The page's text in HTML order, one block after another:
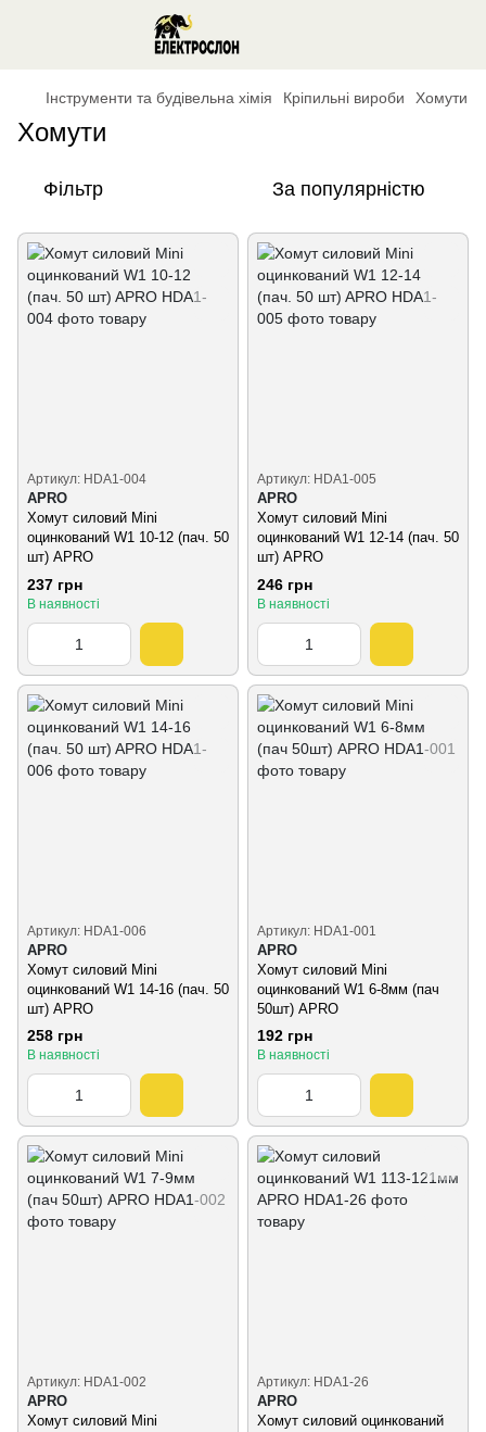
Інструменти та будівельна хімія Кріпильні вироби Хомути
Хомути
Фільтр За популярністю
Артикул: HDA1-004
APRO
Хомут силовий Mini
оцинкований W1 10-12 (пач. 50
шт) APRO
237 грн
В наявності
Артикул: HDA1-005
APRO
Хомут силовий Mini
оцинкований W1 12-14 (пач. 50
шт) APRO
246 грн
В наявності
Артикул: HDA1-006
APRO
Хомут силовий Mini
оцинкований W1 14-16 (пач. 50
шт) APRO
258 грн
В наявності
Артикул: HDA1-001
APRO
Хомут силовий Mini
оцинкований W1 6-8мм (пач
50шт) APRO
192 грн
В наявності
Артикул: HDA1-002
APRO
Хомут силовий Mini
Артикул: HDA1-26
APRO
Хомут силовий оцинкований